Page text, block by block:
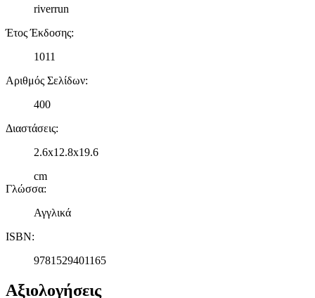
riverrun
Έτος Έκδοσης:
1011
Αριθμός Σελίδων:
400
Διαστάσεις:
2.6x12.8x19.6
cm
Γλώσσα:
Αγγλικά
ISBN:
9781529401165
Αξιολογήσεις